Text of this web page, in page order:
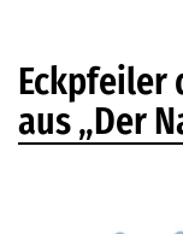
Eckpfeiler
aus „Der